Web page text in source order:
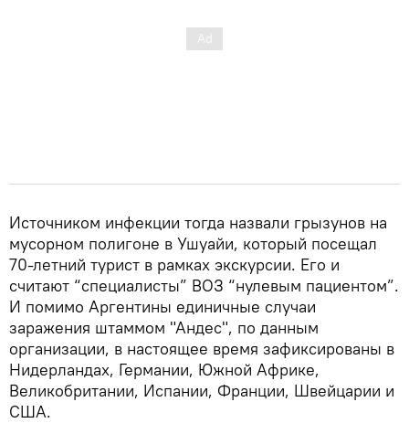
Источником инфекции тогда назвали грызунов на
мусорном полигоне в Ушуайи, который посещал
70-летний турист в рамках экскурсии. Его и
считают “специалисты” ВОЗ “нулевым пациентом”.
И помимо Аргентины единичные случаи
заражения штаммом "Андес", по данным
организации, в настоящее время зафиксированы в
Нидерландах, Германии, Южной Африке,
Великобритании, Испании, Франции, Швейцарии и
США.